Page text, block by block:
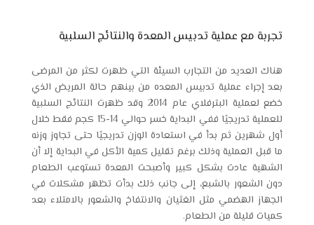
تجربة مع عملية تدبيس المعدة والنتائج السلبية
هناك العديد من التجارب السيئة التي ظهرت لكثر من المرضى
بعد إجراء عملية تدبيس المعده من بينهم حالة المريض الذي
خضع لعملية البترفلاي عام 2014 وقد ظهرت النتائج السلبية
للعملية تدريجيًا ففي البداية خسر حوالي 14-15 كجم فقط خلال
أول شهرين ثم بدأ في استعادة الوزن تدريجيًا حتى تجاوز وزنه
ما قبل العملية وذلك برغم تقليل كمية الأكل في البداية إلا أن
الشهية عادت بشكل كبير وأصبحت المعدة تستوعب الطعام
دون الشعور بالشبع، إلى جانب ذلك بدأت تظهر مشكلات في
الجهاز الهضمي مثل الغثيان والانتفاخ والشعور بالامتلاء بعد
كميات قليلة من الطعام.